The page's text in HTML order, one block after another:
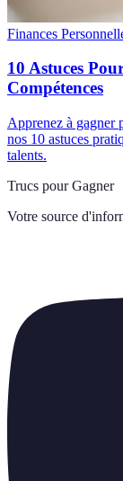
Finances
10 Astuces
Compétences
Apprenez à gagner
nos 10 astuces
talents.
Trucs pour Gagner
Votre source